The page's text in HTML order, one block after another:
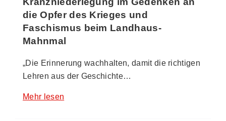
die Opfer des Krieges und
Faschismus beim Landhaus-
Mahnmal
„Die Erinnerung wachhalten, damit die richtigen
Lehren aus der Geschichte…
Mehr lesen